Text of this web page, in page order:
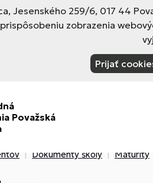
Jesenského 259/6, 017 44
zobrazenia
Prijať
Považská
Dokumenty školy Maturity